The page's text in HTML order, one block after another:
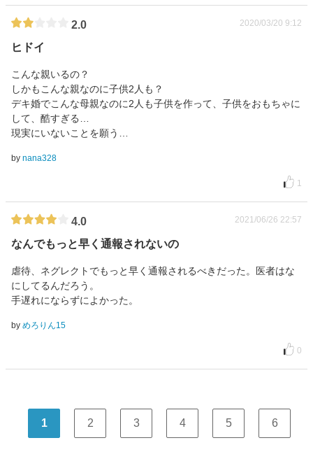
2.0 2020/03/20 9:12
ヒドイ
こんな親いるの？
しかもこんな親なのに子供2人も？
デキ婚でこんな母親なのに2人も子供を作って、子供をおもちゃに
して、酷すぎる…
現実にいないことを願う…
by nana328
1
4.0 2021/06/26 22:57
なんでもっと早く通報されないの
虐待、ネグレクトでもっと早く通報されるべきだった。医者はな
にしてるんだろう。
手遅れにならずによかった。
by めろりん15
0
1 2 3 4 5 6